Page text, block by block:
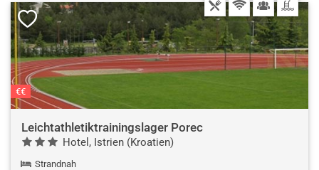
€€
Leichtathletiktrainingslager Porec
Hotel, Istrien (Kroatien)
Strandnah